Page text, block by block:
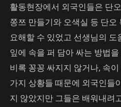
활동현장에서 외국인들은 단
쫑쯔 만들기와 오색실 등 단오
요해할 수 있었고 선생님의
잎에 속을 퍼 담아 싸는 방법
비록 꽁꽁 싸지지 않거나, 속
가지 상황들 때문에 외국인들
지 않았지만 그들은 배워내려